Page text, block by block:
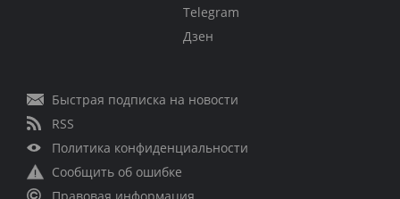
Telegram
Дзен
Быстрая подписка на новости
RSS
Политика конфиденциальности
Сообщить об ошибке